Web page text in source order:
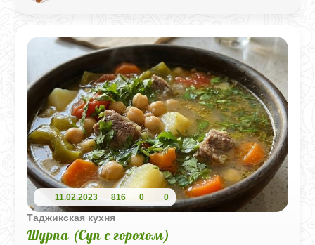
напиток в бокале или в виде шота для
11.02.2023 816 0 0
Таджикская кухня
Шурпа (Суп с горохом)